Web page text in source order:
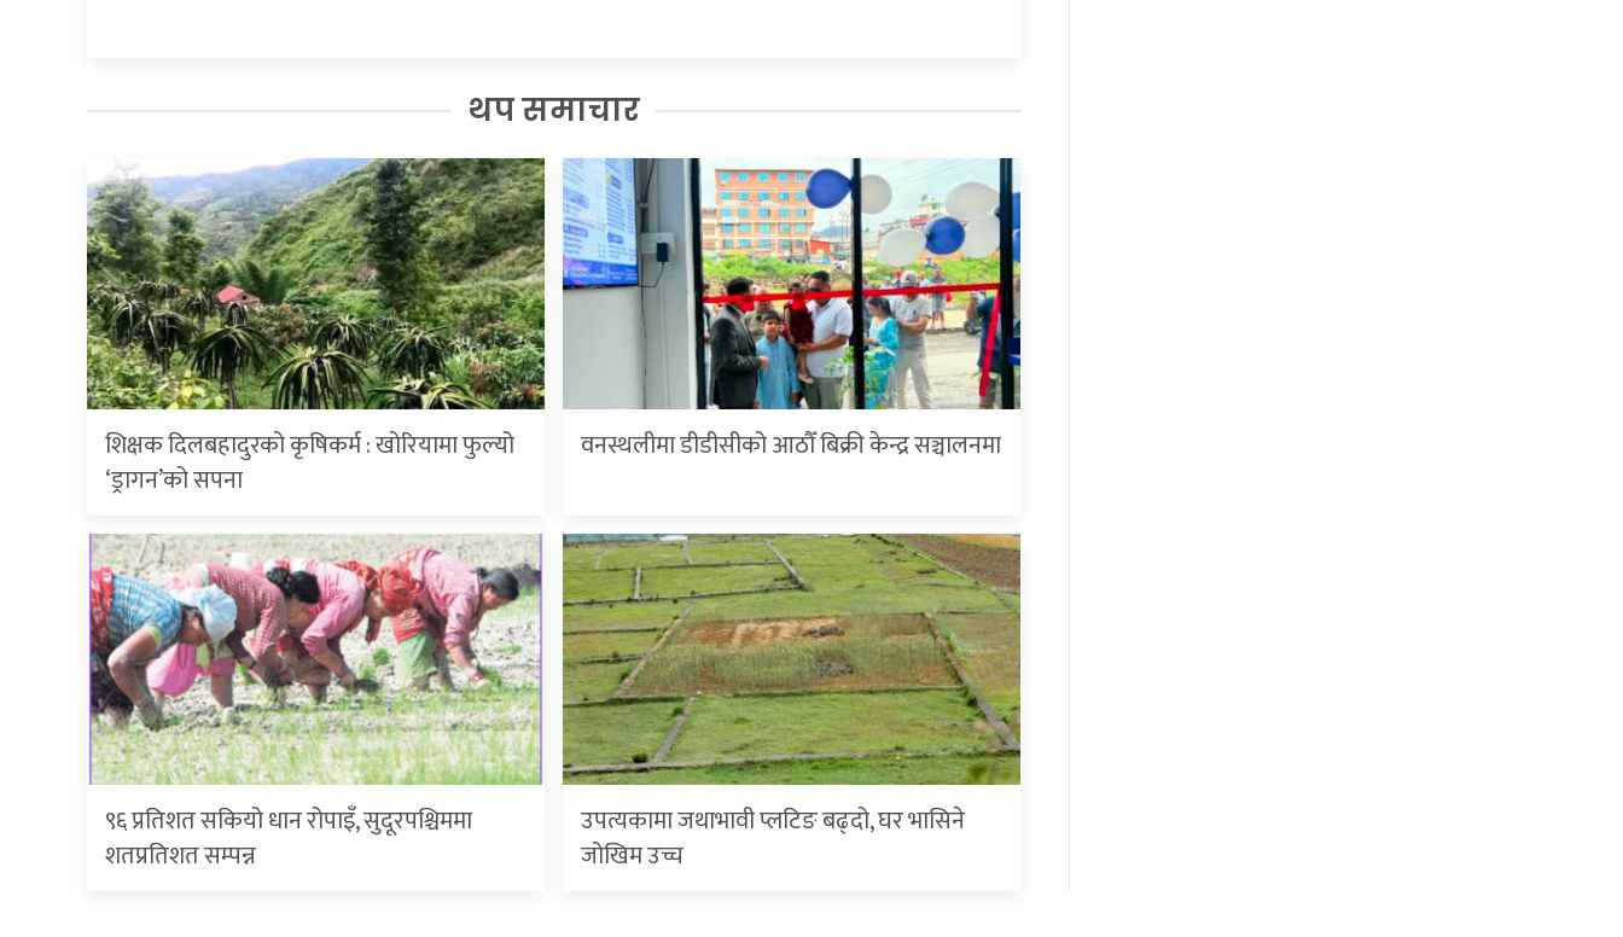
थप समाचार
शिक्षक दिलबहादुरको कृषिकर्म : खोरियामा फुल्यो
‘ड्रागन’को सपना
वनस्थलीमा डीडीसीको आठौँ बिक्री केन्द्र सञ्चालनमा
९६ प्रतिशत सकियो धान रोपाइँ, सुदूरपश्चिममा
शतप्रतिशत सम्पन्न
उपत्यकामा जथाभावी प्लटिङ बढ्दो, घर भासिने
जोखिम उच्च